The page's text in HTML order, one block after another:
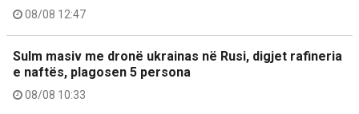
08/08 12:47
Sulm masiv me dronë ukrainas në Rusi, digjet rafineria
e naftës, plagosen 5 persona
08/08 10:33